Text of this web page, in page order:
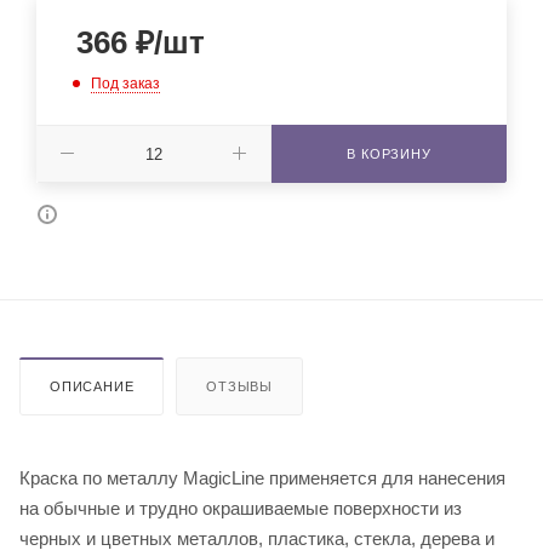
366 ₽/шт
Под заказ
В КОРЗИНУ
ОПИСАНИЕ ОТЗЫВЫ
Краска по металлу MagicLine применяется для нанесения
на обычные и трудно окрашиваемые поверхности из
черных и цветных металлов, пластика, стекла, дерева и